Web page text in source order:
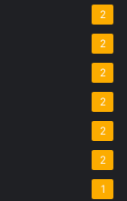
2
2
2
2
2
2
1